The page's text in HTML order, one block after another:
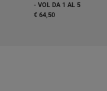
- VOL DA 1 AL 5
€ 64,50